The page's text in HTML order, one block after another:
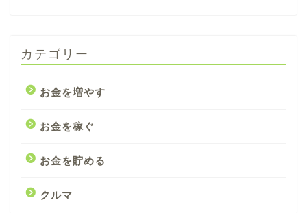
カテゴリー
お金を増やす
お金を稼ぐ
お金を貯める
クルマ